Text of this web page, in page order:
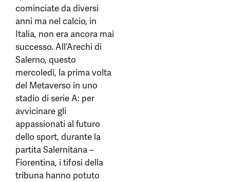
cominciate da diversi
anni ma nel calcio, in
Italia, non era ancora mai
successo. All’Arechi di
Salerno, questo
mercoledì, la prima volta
del Metaverso in uno
stadio di serie A: per
avvicinare gli
appassionati al futuro
dello sport, durante la
partita Salernitana –
Fiorentina, i tifosi della
tribuna hanno potuto